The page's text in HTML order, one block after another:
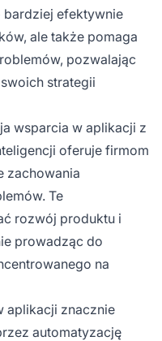
efektywnie
ale także pomaga
pozwalając
strategii
wsparcia w aplikacji z
oferuje firmom
zachowania
Te
rozwój produktu i
prowadząc do
na
aplikacji znacznie
automatyzację